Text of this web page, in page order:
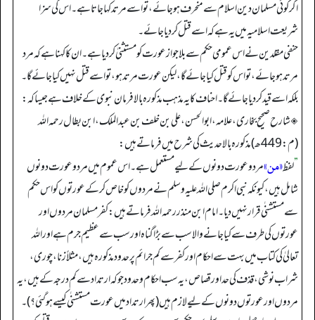
اگر کوئی مسلمان دین اسلام سے منحرف ہو جائے، تو اسے مرتد کہا جاتا ہے۔ اس کی سزا
شریعت اسلامیہ میں یہ ہے کہ اسے قتل کر دیا جائے۔
حنفی مقلدین نے اس عمومی حکم سے بلا جواز عورت کو مستثنیٰ کر دیا ہے۔ ان کا کہنا ہے کہ مرد
مرتد ہو جائے، تو اس کو قتل کیا جائے گا، لیکن عورت مرتد ہو، تو اسے قتل نہیں کیا جائے گا۔
بلکہ اسے قید کر دیا جائے گا۔ احناف کا یہ مذہب مذکورہ بالا فرمان نبوی کے خلاف ہے جیسا کہ:
◈ شارح صحیح بخاری، علامہ، ابوالحسن، علی بن خلف بن عبدالملک، ابن بطال رحمہ اللہ
(م: 449 ھ) مذکورہ بالا حدیث کی شرح میں فرماتے ہیں:
”لفظ«من»مرد و عورت دونوں کے لیے مستعمل ہے۔ اس عموم میں مرد و عورت دونوں
شامل ہیں، کیونکہ نبی اکرم صلی اللہ علیہ وسلم نے مردوں کو خاص کر کے عورتوں کو اس حکم
سے مستشنٰی قرار نہیں دیا۔ امام ابن منذر رحمہ اللہ فرماتے ہیں: کفر مسلمان مردوں اور
عورتوں کی طرف سے کیا جانے والا سب سے بڑا گناہ اور سب سے عظیم جرم ہے اور اللہ
تعالیٰ کی کتاب میں بہت سے احکام اور کفر سے کم جرائم پر حدود مذکورہ ہیں، مثلاً زنا، چوری،
شراب نوشی، قذف کی حد اور قصاص، یہ سب احکام و حدود جو کہ ارتداد سے کم درجہ کے ہیں، یہ
مردوں اور عورتوں دونوں کے لیے لازم ہیں (پھر ارتداد میں عورت مستشنٰی کیسے ہوگئی؟)۔